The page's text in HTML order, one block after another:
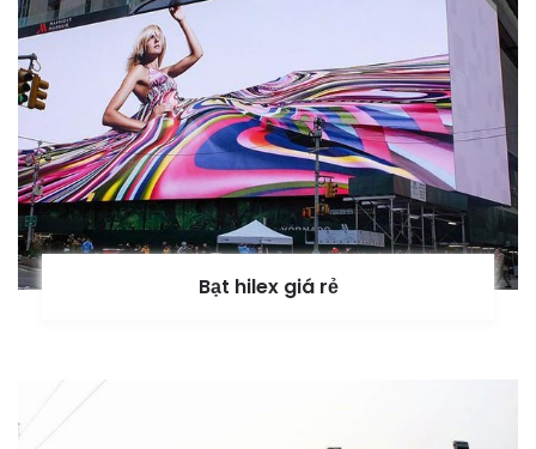
Bạt hilex giá rẻ